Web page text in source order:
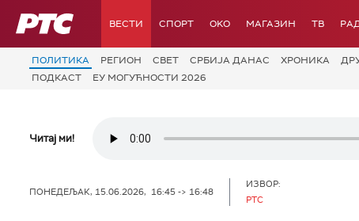
РТС ВЕСТИ СПОРТ OKO МАГАЗИН ТВ
ПОЛИТИКА РЕГИОН СВЕТ СРБИЈА ДАНАС ХРОНИКА
ПОДКАСТ
ЕУ МОГУЋНОСТИ 2026
Читај ми!
ПОНЕДЕЉАК, 15.06.2026, 16:45 -> 16:48
ИЗВОР:
РТС